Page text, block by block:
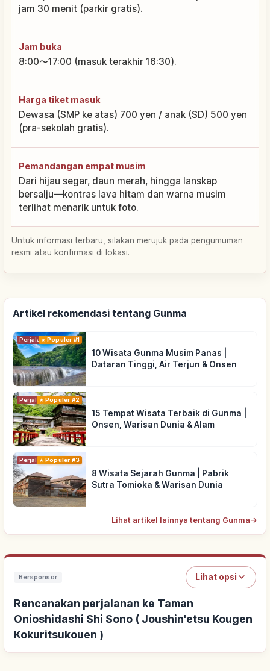
jam 30 menit (parkir gratis).
Jam buka
8:00〜17:00 (masuk terakhir 16:30).
Harga tiket masuk
Dewasa (SMP ke atas) 700 yen / anak (SD) 500 yen
(pra-sekolah gratis).
Pemandangan empat musim
Dari hijau segar, daun merah, hingga lanskap
bersalju—kontras lava hitam dan warna musim
terlihat menarik untuk foto.
Untuk informasi terbaru, silakan merujuk pada pengumuman
resmi atau konfirmasi di lokasi.
Artikel rekomendasi tentang Gunma
PerjalananPopuler #1
10 Wisata Gunma Musim Panas |
Dataran Tinggi, Air Terjun & Onsen
PerjalananPopuler #2
15 Tempat Wisata Terbaik di Gunma |
Onsen, Warisan Dunia & Alam
PerjalananPopuler #3
8 Wisata Sejarah Gunma | Pabrik
Sutra Tomioka & Warisan Dunia
Lihat artikel lainnya tentang Gunma→
Bersponsor Lihat opsi
Rencanakan perjalanan ke Taman
Onioshidashi Shi Sono ( Joushin'etsu Kougen
Kokuritsukouen )